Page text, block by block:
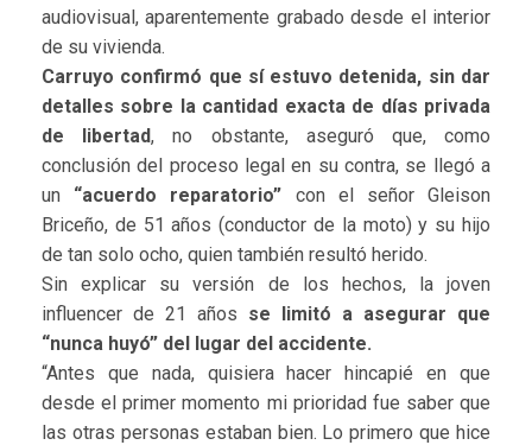
audiovisual, aparentemente grabado desde el interior
de su vivienda.
Carruyo confirmó que sí estuvo detenida, sin dar
detalles sobre la cantidad exacta de días privada
de libertad, no obstante, aseguró que, como
conclusión del proceso legal en su contra, se llegó a
un “acuerdo reparatorio” con el señor Gleison
Briceño, de 51 años (conductor de la moto) y su hijo
de tan solo ocho, quien también resultó herido.
Sin explicar su versión de los hechos, la joven
influencer de 21 años se limitó a asegurar que
“nunca huyó” del lugar del accidente.
“Antes que nada, quisiera hacer hincapié en que
desde el primer momento mi prioridad fue saber que
las otras personas estaban bien. Lo primero que hice